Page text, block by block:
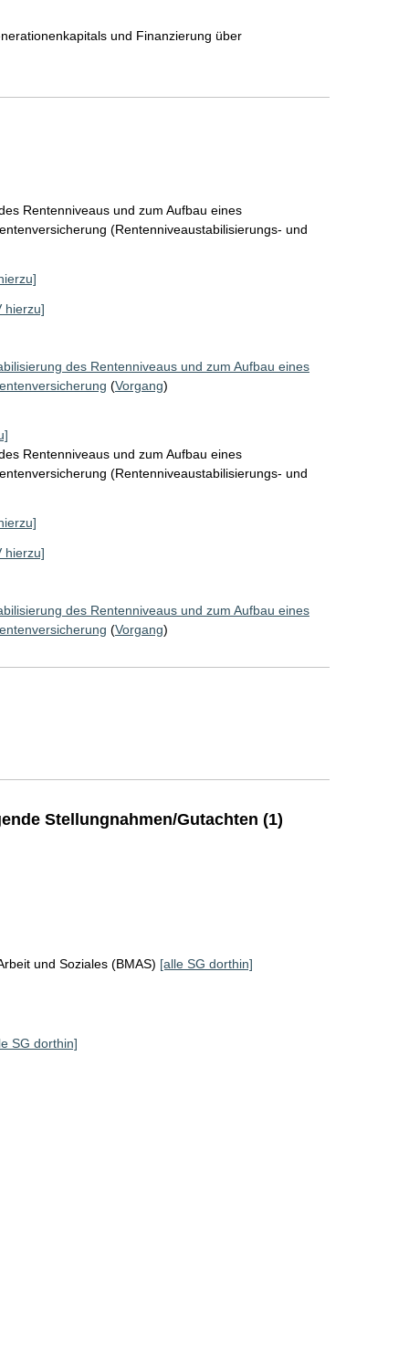
und Finanzierung über
Rentenniveaus und zum Aufbau eines
(Rentenniveaustabilisierungs- und
hierzu]
des Rentenniveaus und zum Aufbau eines
(Vorgang)
Rentenniveaus und zum Aufbau eines
(Rentenniveaustabilisierungs- und
hierzu]
des Rentenniveaus und zum Aufbau eines
(Vorgang)
Stellungnahmen/Gutachten (1)
und Soziales (BMAS) [alle SG dorthin]
SG dorthin]